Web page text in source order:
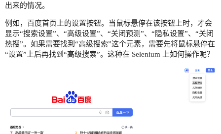
出来的情况。
例如，百度首页上的设置按钮。当鼠标悬停在该按钮上时，才会
显示“搜索设置”、“高级设置”、“关闭预测”、“隐私设置”、“关闭
热搜”。如果需要找到“高级搜索”这个元素，需要先将鼠标悬停在
“设置”上后再找到“高级搜索”。这种在 Selenium 上如何操作呢？